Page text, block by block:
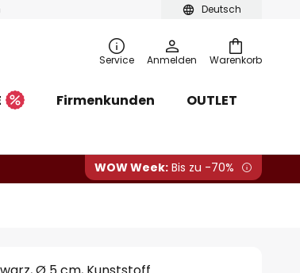
Deutsch
Warenkorb
Service Anmelden
Firmenkunden
OUTLET
WOW Week: Bis zu -70%